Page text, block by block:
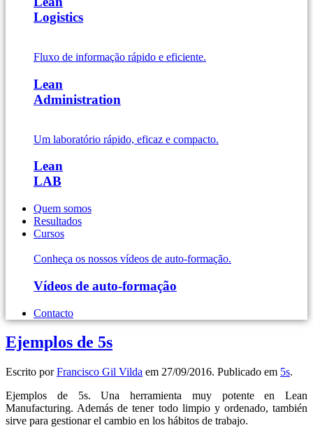
Logistics
Fluxo de informação rápido e eficiente.
Lean
Administration
Um laboratório rápido, eficaz e compacto.
Lean
LAB
Quem somos
Resultados
Cursos
Conheça os nossos vídeos de auto-formação.
Vídeos de auto-formação
Contacto
Ejemplos de 5s
Escrito porFrancisco Gil Vilda em 27/09/2016. Publicado em 5s.
Ejemplos de 5s. Una herramienta muy potente en Lean
Manufacturing. Además de tener todo limpio y ordenado, también
sirve para gestionar el cambio en los hábitos de trabajo.